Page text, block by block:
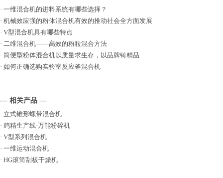
· 一维混合机的进料系统有哪些选择？
· 机械效应强的粉体混合机有效的推动社会全方面发展
· V型混合机具有哪些特点
· 二维混合机——高效的粉粒混合方法
· 简便型粉体混合机以质量求生存，以品牌铸精品
· 如何正确选购实验室反应釜混合机
--- 相关产品 ---
· 立式锥形螺带混合机
· 鸡精生产线-万能粉碎机
· V型系列混合机
· 一维运动混合机
· HG滚筒刮板干燥机